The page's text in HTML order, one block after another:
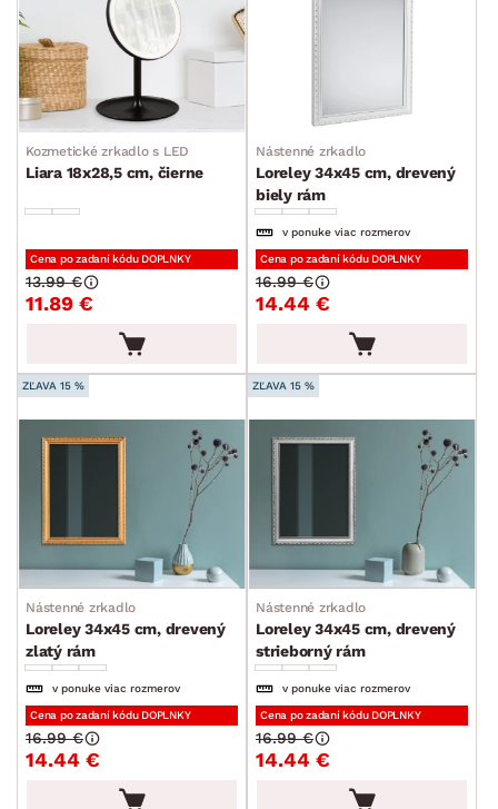
ŠTÝL
MIESTNOSŤ
SKLADOVOSŤ
Kozmetické zrkadlo s LED
Liara 18x28,5 cm, čierne
Cena po zadaní kódu DOPLNKY
11.89 €
13.99 €
Nástenné zrkadlo
Loreley 34x45 cm, drevený
biely rám
v ponuke viac rozmerov
Cena po zadaní kódu DOPLNKY
14.44 €
16.99 €
ZĽAVA 15 %
Nástenné zrkadlo
Loreley 34x45 cm, drevený
zlatý rám
v ponuke viac rozmerov
Cena po zadaní kódu DOPLNKY
14.44 €
16.99 €
ZĽAVA 15 %
Nástenné zrkadlo
Loreley 34x45 cm, drevený
strieborný rám
v ponuke viac rozmerov
Cena po zadaní kódu DOPLNKY
14.44 €
16.99 €